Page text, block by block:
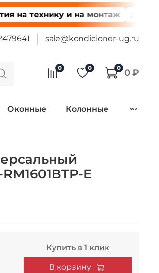
технику и на монтаж Доставка
sale@kondicioner-ug.ru
0 0 0 0 ₽
Оконные Колонные
E
Купить в 1 клик
В корзину